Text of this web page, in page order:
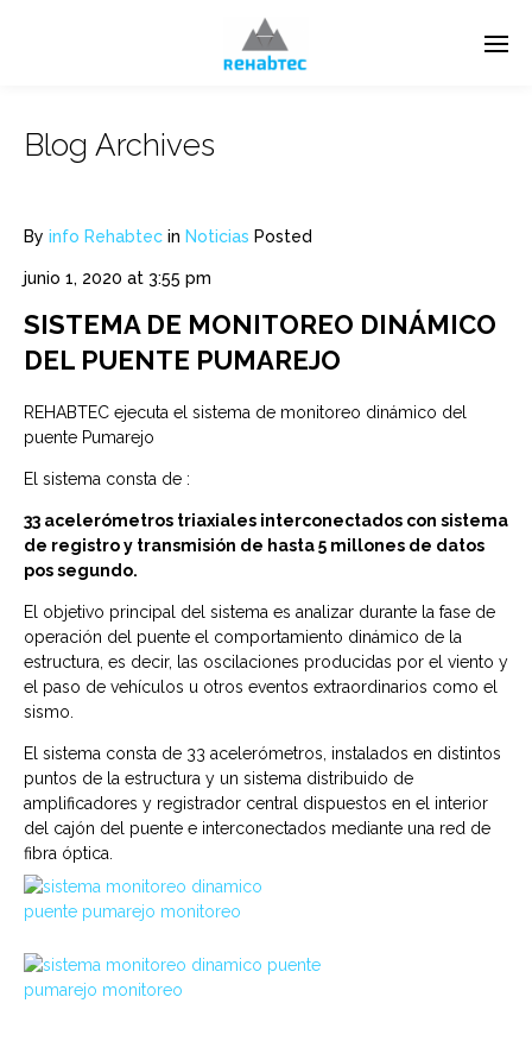
Blog Archives
By info Rehabtec in Noticias Posted
junio 1, 2020 at 3:55 pm
SISTEMA DE MONITOREO DINÁMICO
DEL PUENTE PUMAREJO
REHABTEC ejecuta el sistema de monitoreo dinámico del
puente Pumarejo
El sistema consta de :
33 acelerómetros triaxiales interconectados con sistema
de registro y transmisión de hasta 5 millones de datos
pos segundo.
El objetivo principal del sistema es analizar durante la fase de
operación del puente el comportamiento dinámico de la
estructura, es decir, las oscilaciones producidas por el viento y
el paso de vehículos u otros eventos extraordinarios como el
sismo.
El sistema consta de 33 acelerómetros, instalados en distintos
puntos de la estructura y un sistema distribuido de
amplificadores y registrador central dispuestos en el interior
del cajón del puente e interconectados mediante una red de
fibra óptica.